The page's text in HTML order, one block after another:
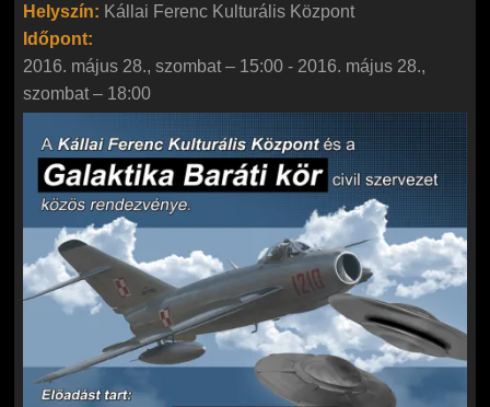
Helyszín: Kállai Ferenc Kulturális Központ
Időpont:
2016. május 28., szombat – 15:00 - 2016. május 28.,
szombat – 18:00